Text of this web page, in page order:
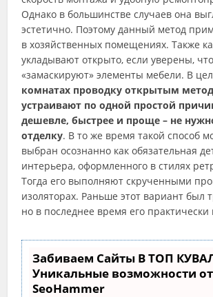
Однако в большинстве случаев она
эстетично. Поэтому данный метод
в хозяйственных помещениях. Также
укладывают открыто, если уверены,
«замаскируют» элементы мебели. В
комнатах проводку открытым
устраивают по одной простой
дешевле, быстрее и проще – не
отделку. В то же время такой способ
выбран осознанно как обязательная
интерьера, оформленного в стилях
Тогда его выполняют скрученными
изоляторах. Раньше этот вариант был
но в последнее время его
Забиваем Сайты В ТОП
Уникальные возможности от
SeoHammer